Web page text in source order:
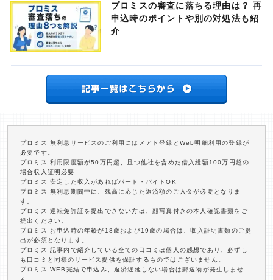
プロミスの審査に落ちる理由は？ 再
申込時のポイントや別の対処法も紹
介
プロミス 無利息サービスのご利用にはメアド登録とWeb明細利用の登録が
必要です。
プロミス 利用限度額が50万円超、且つ他社を含めた借入総額100万円超の
場合収入証明必要
プロミス 安定した収入があればパート・バイトOK
プロミス 無利息期間中に、残高に応じた返済額のご入金が必要となりま
す。
プロミス 運転免許証を提出できない方は、顔写真付きの本人確認書類をご
提出ください。
プロミス お申込時の年齢が18歳および19歳の場合は、収入証明書類のご提
出が必須となります。
プロミス 記事内で紹介している全ての口コミは個人の感想であり、必ずし
も口コミと同様のサービス提供を保証するものではございません。
プロミス WEB完結で申込み、返済遅延しない場合は郵送物が発生しませ